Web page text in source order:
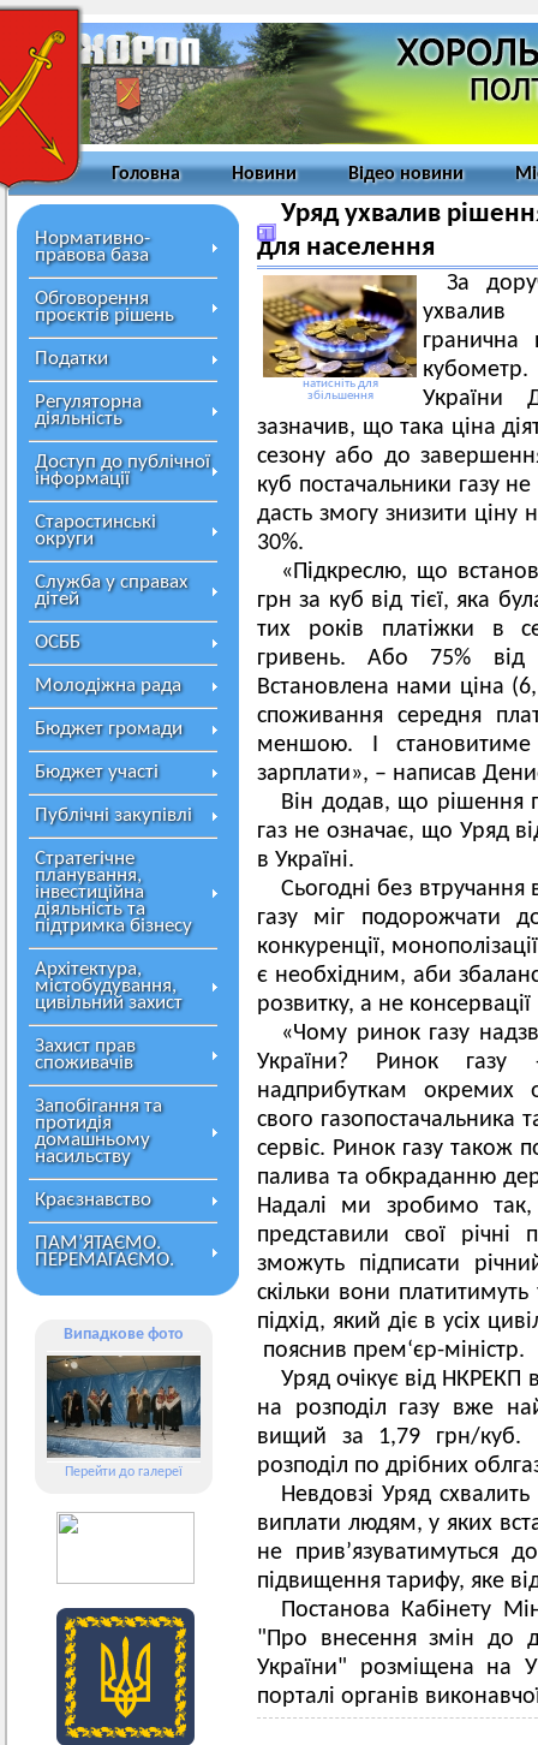
Головна Новини Відео новини
Нормативно-
правова база
Обговорення
проєктів рішень
Податки
Регуляторна
діяльність
Доступ до публічної
інформації
Старостинські
округи
Служба у справах
дітей
ОСББ
Молодіжна рада
Бюджет громади
Бюджет участі
Публічні закупівлі
Стратегічне
планування,
інвестиційна
діяльність та
підтримка бізнесу
Архітектура,
містобудування,
цивільний захист
Захист прав
споживачів
Запобігання та
протидія
домашньому
насильству
Краєзнавство
ПАМ’ЯТАЄМО.
ПЕРЕМАГАЄМО.
Випадкове фото
Перейти до галереї
Уряд ухвалив
для населення
натисніть для
збільшення
За
ухвалив
кубометр.
України
зазначив, що така ціна
сезону або до
куб постачальники газу
дасть змогу знизити ціну
30%.
«Підкреслю, що
грн за куб від тієї, яка
тих років платіжки в
гривень. Або 75% від
Встановлена нами ціна
споживання середня
меншою. І становитиме
зарплати», – написав
Він додав, що рішення
газ не означає, що Уряд
в Україні.
Сьогодні без
газу міг подорожчати
конкуренції,
є необхідним, аби
розвитку, а не
«Чому ринок газу
України? Ринок
надприбуткам окремих
свого газопостачальника
сервіс. Ринок газу також
палива та обкраданню
Надалі ми зробимо так,
представили свої річні
зможуть підписати
скільки вони
підхід, який діє в усіх
пояснив прем‘єр-міністр.
Уряд очікує від НКРЕКП
на розподіл газу вже
вищий за 1,79 грн/
розподіл по дрібних
Невдовзі Уряд
виплати людям, у яких
не прив’язуватимуться
підвищення тарифу, яке
Постанова Кабінету
"Про внесення змін до
України" розміщена на
порталі органів